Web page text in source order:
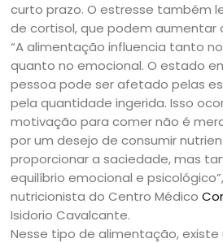
curto prazo. O estresse também
de cortisol, que podem aumentar
“A alimentação influencia tanto
quanto no emocional. O estado
pessoa pode ser afetado pelas
pela quantidade ingerida. Isso
motivação para comer não é
por um desejo de consumir
proporcionar a saciedade, mas
equilíbrio emocional e
nutricionista do Centro Médico
Isidorio Cavalcante.
Nesse tipo de alimentação,